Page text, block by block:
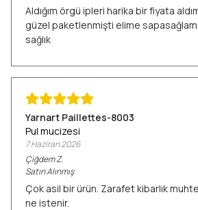
Aldığım örgü ipleri harika bir fiyata
güzel paketlenmişti elime sapasağlam
sağlık
Yarnart Paillettes-8003
Pul mucizesi
7 Haziran 2026
ÇiğdemZ.
Satın Alınmış
Çok asil bir ürün. Zarafet kibarlık
ne istenir.